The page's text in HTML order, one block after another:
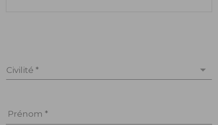
Civilité *
Prénom *